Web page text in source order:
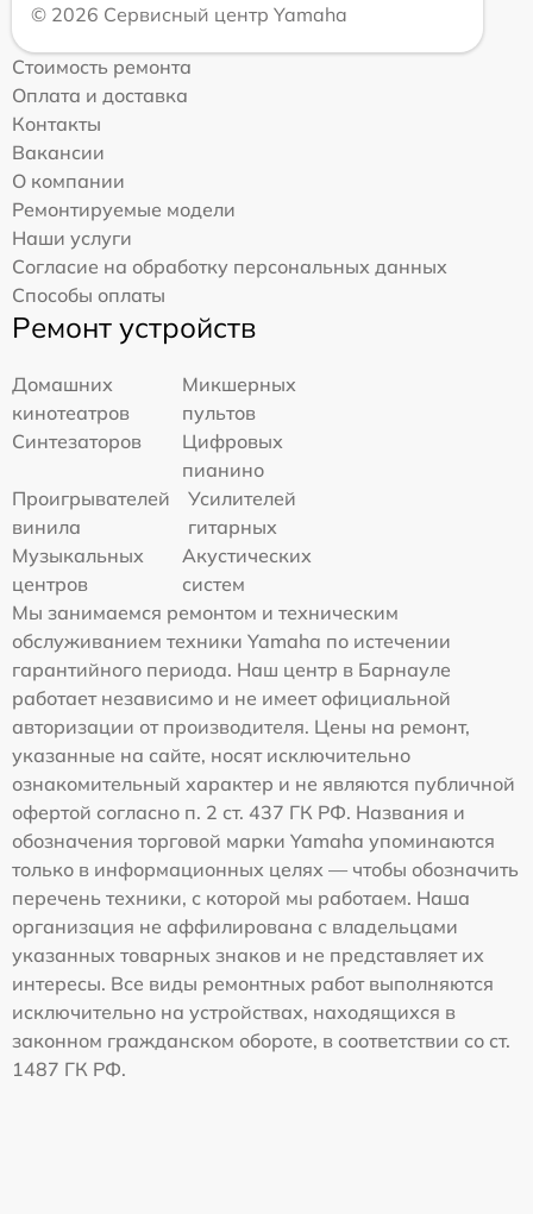
© 2026 Сервисный центр Yamaha
Стоимость ремонта
Оплата и доставка
Контакты
Вакансии
О компании
Ремонтируемые модели
Наши услуги
Согласие на обработку персональных данных
Способы оплаты
Ремонт устройств
Домашних
кинотеатров
Микшерных
пультов
Синтезаторов
Цифровых
пианино
Проигрывателей
винила
Усилителей
гитарных
Музыкальных
центров
Акустических
систем
Мы занимаемся ремонтом и техническим
обслуживанием техники Yamaha по истечении
гарантийного периода. Наш центр в Барнауле
работает независимо и не имеет официальной
авторизации от производителя. Цены на ремонт,
указанные на сайте, носят исключительно
ознакомительный характер и не являются публичной
офертой согласно п. 2 ст. 437 ГК РФ. Названия и
обозначения торговой марки Yamaha упоминаются
только в информационных целях — чтобы обозначить
перечень техники, с которой мы работаем. Наша
организация не аффилирована с владельцами
указанных товарных знаков и не представляет их
интересы. Все виды ремонтных работ выполняются
исключительно на устройствах, находящихся в
законном гражданском обороте, в соответствии со ст.
1487 ГК РФ.